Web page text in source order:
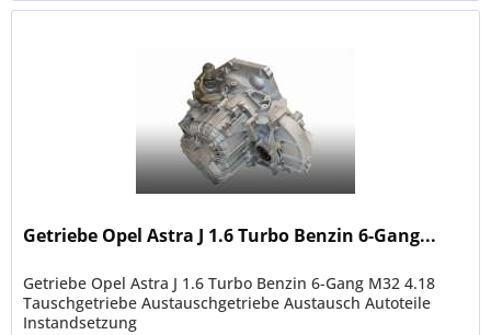
Getriebe Opel Astra J 1.6 Turbo Benzin 6-Gang...
Getriebe Opel Astra J 1.6 Turbo Benzin 6-Gang M32 4.18
Tauschgetriebe Austauschgetriebe Austausch Autoteile
Instandsetzung